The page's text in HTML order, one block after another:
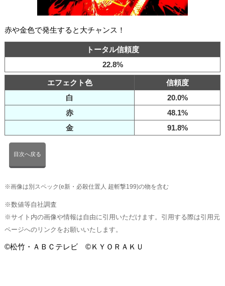
赤や金色で発生すると大チャンス！
トータル信頼度
22.8%
エフェクト色
信頼度
白
20.0%
赤
48.1%
金
91.8%
目次へ戻る
※画像は別スペック(e新・必殺仕置人 超斬撃199)の物を含む
※数値等自社調査
※サイト内の画像や情報は自由に引用いただけます。引用する際は引用元
ページへのリンクをお願いいたします。
©松竹・ＡＢＣテレビ ©ＫＹＯＲＡＫＵ